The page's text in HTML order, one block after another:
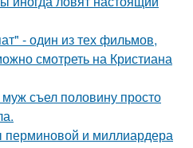
- один из тех фильмов,
смотреть на Кристиана
съел половину просто
и миллиардера